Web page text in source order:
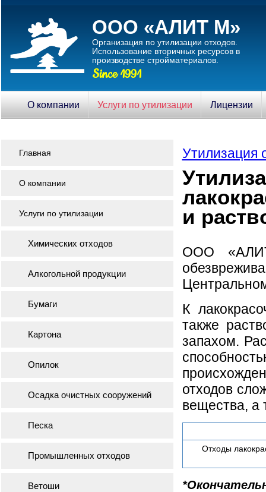
ООО «АЛИТ М»
Организация по утилизации отходов.
Использование вторичныx ресурсов в
производстве стройматериалов.
Since 1991
О компании Услуги по утилизации Лицензии
Утилизация
и
ООО
К
также
запахом.
отходов
вещества, а
Отходы
Главная
О компании
Услуги по утилизации
Химических отходов
Алкогольной продукции
Бумаги
Картона
Опилок
Осадка очистных сооружений
Песка
Промышленных отходов
Ветоши